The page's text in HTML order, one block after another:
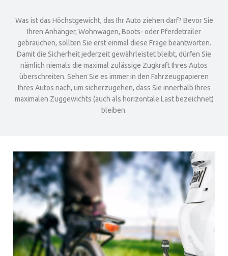
Was ist das Höchstgewicht, das Ihr Auto ziehen darf? Bevor Sie
Ihren Anhänger, Wohnwagen, Boots- oder Pferdetrailer
gebrauchen, sollten Sie erst einmal diese Frage beantworten.
Damit die Sicherheit jederzeit gewährleistet bleibt, dürfen Sie
nämlich niemals die maximal zulässige Zugkraft Ihres Autos
überschreiten. Sehen Sie es immer in den Fahrzeugpapieren
Ihres Autos nach, um sicherzugehen, dass Sie innerhalb Ihres
maximalen Zuggewichts (auch als horizontale Last bezeichnet)
bleiben.